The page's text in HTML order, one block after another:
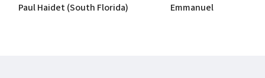
Paul Haidet (South Florida) Emmanuel